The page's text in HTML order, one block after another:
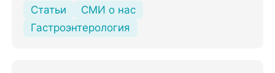
Статьи
СМИ о нас
Гастроэнтерология